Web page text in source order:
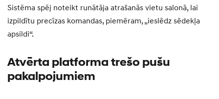
Sistēma spēj noteikt runātāja atrašanās vietu salonā, lai
izpildītu precīzas komandas, piemēram, „ieslēdz sēdekļa
apsildi“.
Atvērta platforma trešo pušu
pakalpojumiem